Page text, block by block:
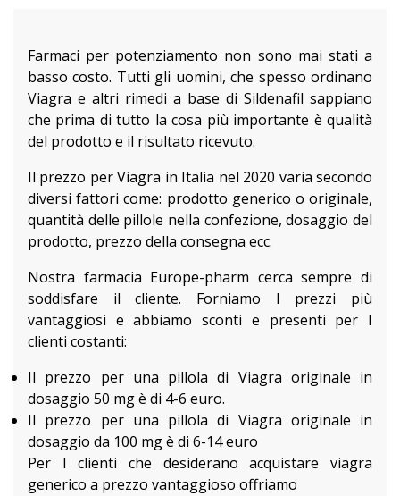
Farmaci per potenziamento non sono mai stati a
basso costo. Tutti gli uomini, che spesso ordinano
Viagra e altri rimedi a base di Sildenafil sappiano
che prima di tutto la cosa più importante è qualità
del prodotto e il risultato ricevuto.
Il prezzo per Viagra in Italia nel 2020 varia secondo
diversi fattori come: prodotto generico o originale,
quantità delle pillole nella confezione, dosaggio del
prodotto, prezzo della consegna ecc.
Nostra farmacia Europe-pharm cerca sempre di
soddisfare il cliente. Forniamo I prezzi più
vantaggiosi e abbiamo sconti e presenti per I
clienti costanti:
Il prezzo per una pillola di Viagra originale in
dosaggio 50 mg è di 4-6 euro.
Il prezzo per una pillola di Viagra originale in
dosaggio da 100 mg è di 6-14 euro
Per I clienti che desiderano acquistare viagra
generico a prezzo vantaggioso offriamo